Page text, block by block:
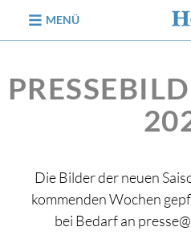
MENÜ
Die Bilder der neuen
kommenden Wochen
bei Bedarf an